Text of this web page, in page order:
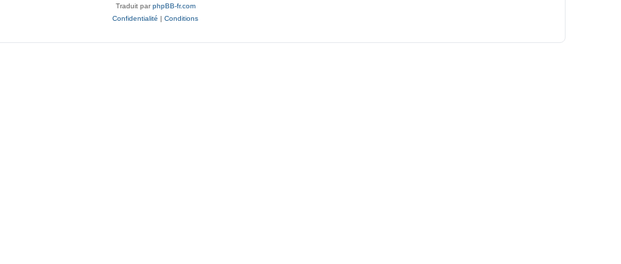
Traduit parphpBB-fr.com
Confidentialité | Conditions